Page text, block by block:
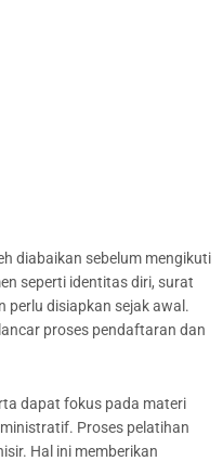
diabaikan sebelum mengikuti
seperti identitas diri, surat
perlu disiapkan sejak awal.
proses pendaftaran dan
dapat fokus pada materi
Proses pelatihan
Hal ini memberikan